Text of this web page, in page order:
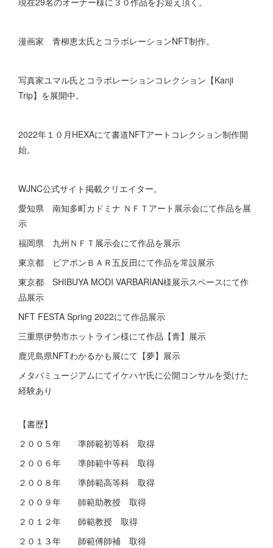
漫画家 青柳恵太氏とコラボレーションNFT制作。
写真家ユマル氏とコラボレーションコレクション【Kanji
Trip】を展開中。
2022年１０月HEXAにて書道NFTアートコレクション制作開
始。
WJNC公式サイト掲載クリエイター。
愛知県 南知多町カドミナ ＮＦＴアート展示会にて作品を展
示
福岡県 九州ＮＦＴ展示会にて作品を展示
東京都 ビアポンＢＡＲ五反田にて作品を常設展示
東京都 SHIBUYA MODI VARBARIAN様展示スペースにて作
品展示
NFT FESTA Spring 2022にて作品展示
三重県伊勢市ホットライン様にて作品【青】展示
鹿児島県NFTわかるかも展にて【夢】展示
メタバミュージアムにてイケハヤ氏に公開コンサルを受けた
経験あり
【書歴】
２００５年 準師範初等科 取得
２００６年 準師範中等科 取得
２００８年 準師範高等科 取得
２００９年 師範助教授 取得
２０１２年 師範教授 取得
２０１３年 師範傅師補 取得